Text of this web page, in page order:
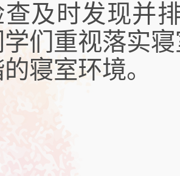
及时发现并
们重视落实
寝室环境。